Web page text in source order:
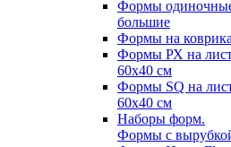
Формы
большие
Формы на
Формы РХ на
60х40 см
Формы SQ на
60х40 см
Наборы форм.
Формы с